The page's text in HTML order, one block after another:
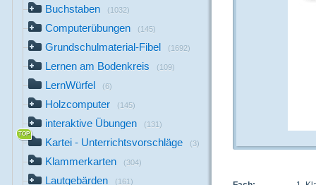
Buchstaben (1032)
Computerübungen (145)
Grundschulmaterial-Fibel (1692)
Lernen am Bodenkreis (109)
LernWürfel (6)
Holzcomputer (145)
interaktive Übungen (131)
Kartei - Unterrichtsvorschläge (3)
Klammerkarten (304)
Lautgebärden (161)